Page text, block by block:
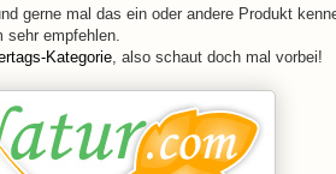
gerne mal das ein oder andere Produkt
sehr empfehlen.
Kategorie, also schaut doch mal vorbei!